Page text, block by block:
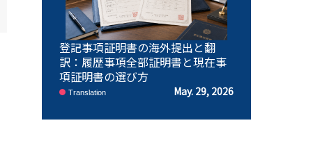
登記事項証明書の海外提出と翻
訳：履歴事項全部証明書と現在事
項証明書の選び方
Translation May. 29, 2026